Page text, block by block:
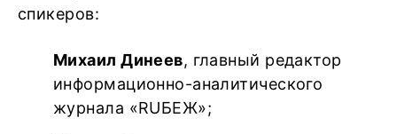
спикеров:
Михаил Динеев, главный редактор
информационно-аналитического
журнала «RUБЕЖ»;